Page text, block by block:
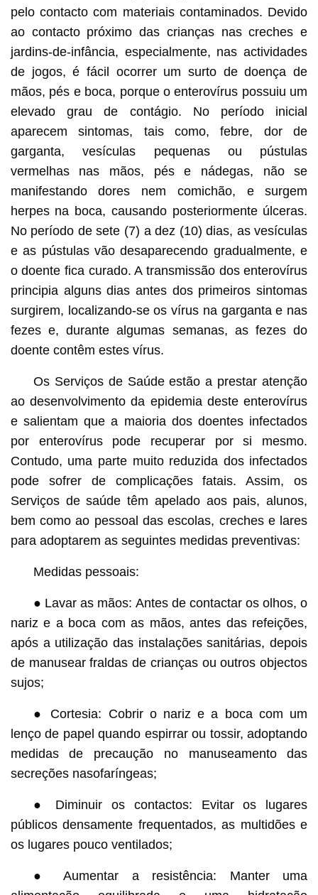
pelo contacto com materiais contaminados. Devido
ao contacto próximo das crianças nas creches e
jardins-de-infância, especialmente, nas actividades
de jogos, é fácil ocorrer um surto de doença de
mãos, pés e boca, porque o enterovírus possuiu um
elevado grau de contágio. No período inicial
aparecem sintomas, tais como, febre, dor de
garganta, vesículas pequenas ou pústulas
vermelhas nas mãos, pés e nádegas, não se
manifestando dores nem comichão, e surgem
herpes na boca, causando posteriormente úlceras.
No período de sete (7) a dez (10) dias, as vesículas
e as pústulas vão desaparecendo gradualmente, e
o doente fica curado. A transmissão dos enterovírus
principia alguns dias antes dos primeiros sintomas
surgirem, localizando-se os vírus na garganta e nas
fezes e, durante algumas semanas, as fezes do
doente contêm estes vírus.
Os Serviços de Saúde estão a prestar atenção
ao desenvolvimento da epidemia deste enterovírus
e salientam que a maioria dos doentes infectados
por enterovírus pode recuperar por si mesmo.
Contudo, uma parte muito reduzida dos infectados
pode sofrer de complicações fatais. Assim, os
Serviços de saúde têm apelado aos pais, alunos,
bem como ao pessoal das escolas, creches e lares
para adoptarem as seguintes medidas preventivas:
Medidas pessoais:
● Lavar as mãos: Antes de contactar os olhos, o
nariz e a boca com as mãos, antes das refeições,
após a utilização das instalações sanitárias, depois
de manusear fraldas de crianças ou outros objectos
sujos;
● Cortesia: Cobrir o nariz e a boca com um
lenço de papel quando espirrar ou tossir, adoptando
medidas de precaução no manuseamento das
secreções nasofaríngeas;
● Diminuir os contactos: Evitar os lugares
públicos densamente frequentados, as multidões e
os lugares pouco ventilados;
● Aumentar a resistência: Manter uma